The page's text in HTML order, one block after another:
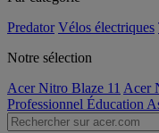
Predator Vélos électriques
Notre sélection
Acer Nitro Blaze 11 Acer
Professionnel Éducation